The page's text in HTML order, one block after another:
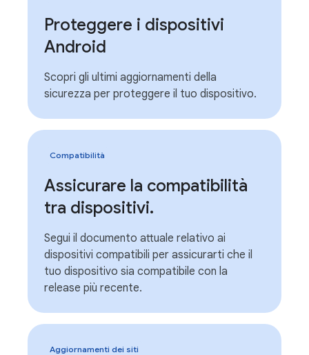
Proteggere i dispositivi
Android
Scopri gli ultimi aggiornamenti della
sicurezza per proteggere il tuo dispositivo.
Compatibilità
Assicurare la compatibilità
tra dispositivi.
Segui il documento attuale relativo ai
dispositivi compatibili per assicurarti che il
tuo dispositivo sia compatibile con la
release più recente.
Aggiornamenti dei siti